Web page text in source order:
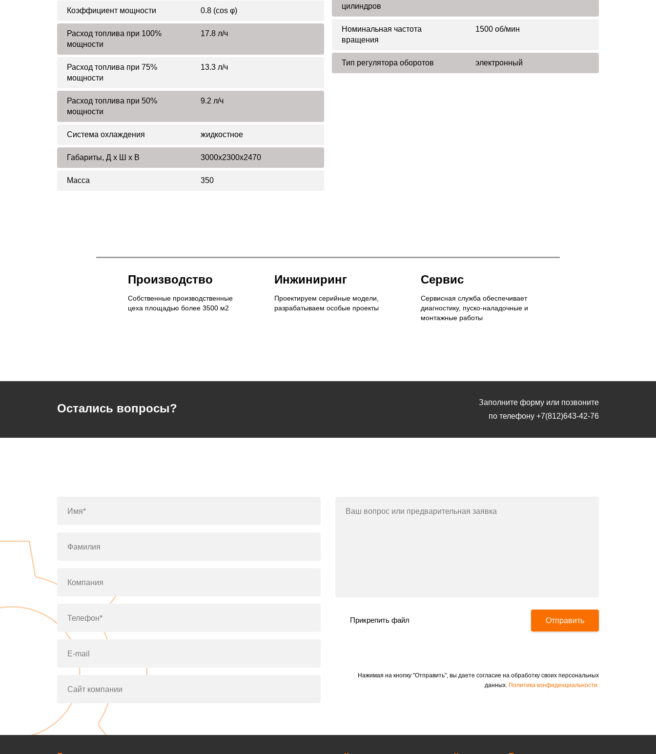
Коэффициент мощности 0.8 (cos φ)
Расход топлива при 100%
мощности
17.8 л/ч
Расход топлива при 75%
мощности
13.3 л/ч
Расход топлива при 50%
мощности
9.2 л/ч
Система охлаждения жидкостное
Габариты, Д x Ш x В 3000x2300x2470
Масса 350
цилиндров
Номинальная частота
вращения
1500 об/мин
Тип регулятора оборотов электронный
Производство
Собственные производственные
цеха площадью более 3500 м2
Инжиниринг
Проектируем серийные модели,
разрабатываем особые проекты
Сервис
Сервисная служба обеспечивает
диагностику, пуско-наладочные и
монтажные работы
Остались вопросы?
Заполните форму или позвоните
по телефону +7(812)643-42-76
Имя*
Фамилия
Компания
Телефон*
E-mail
Сайт компании
Ваш вопрос или предварительная заявка
Прикрепить файл Отправить
Нажимая на кнопку "Отправить", вы даете согласие на обработку своих персональных
данных. Политика конфиденциальности.